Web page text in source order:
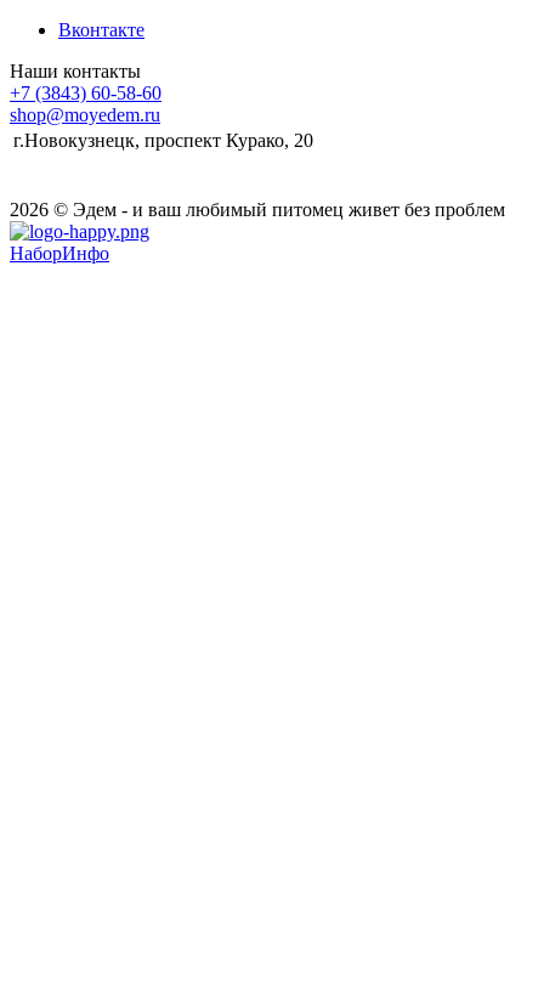
Вконтакте
Наши контакты
+7 (3843) 60-58-60
shop@moyedem.ru
г.Новокузнецк, проспект Курако, 20
2026 © Эдем - и ваш любимый питомец живет без проблем
НаборИнфо